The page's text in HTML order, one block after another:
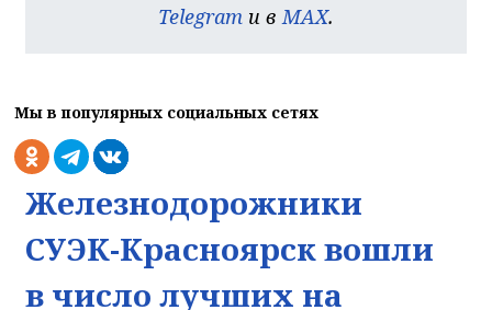
Telegram и в MAX.
Мы в популярных социальных сетях
Железнодорожники
СУЭК-Красноярск вошли
в число лучших на